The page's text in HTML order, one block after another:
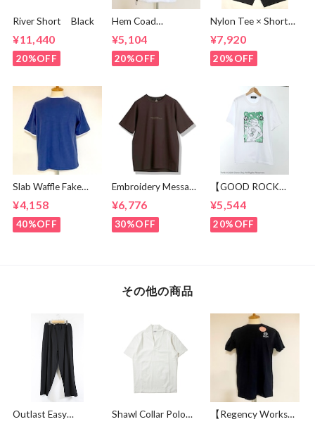
River Short Black
¥11,440
20%OFF
Hem Coad
shirts White /
Green
¥5,104
20%OFF
Nylon Tee × Shorts
¥7,920
20%OFF
Slab Waffle Fake
layered Roll Neck
Cut & Sewn Navy
¥4,158
40%OFF
Embroidery Message
Crew Neck T-
shirts Brown
¥6,776
30%OFF
【GOOD ROCK
SPEED】 GREEN
DAY “Kerplunk!”
Front & Back
Graphic T-Shirt
¥5,544
20%OFF
その他の商品
Outlast Easy
Shawl Collar Polo
【Regency Works】